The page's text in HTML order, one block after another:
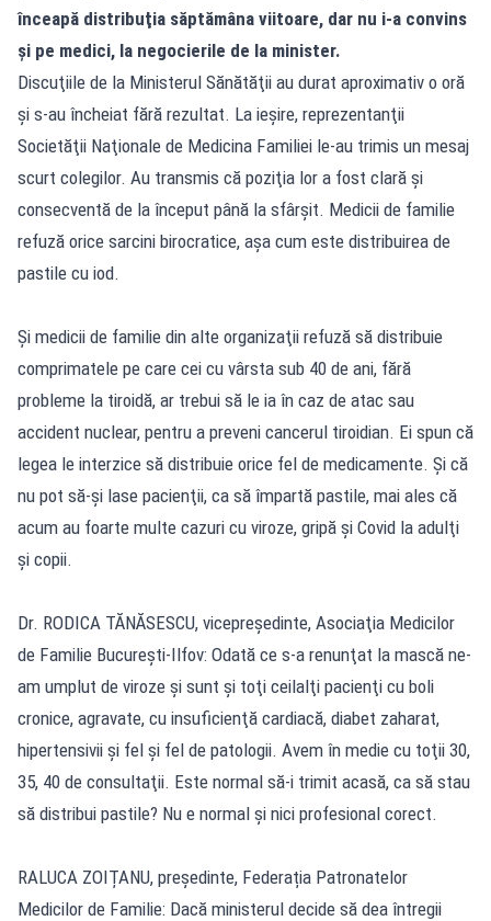
înceapă distribuţia săptămâna viitoare, dar nu i-a convins
şi pe medici, la negocierile de la minister.
Discuţiile de la Ministerul Sănătăţii au durat aproximativ o oră
şi s-au încheiat fără rezultat. La ieşire, reprezentanţii
Societăţii Naţionale de Medicina Familiei le-au trimis un mesaj
scurt colegilor. Au transmis că poziţia lor a fost clară şi
consecventă de la început până la sfârşit. Medicii de familie
refuză orice sarcini birocratice, aşa cum este distribuirea de
pastile cu iod.
Şi medicii de familie din alte organizaţii refuză să distribuie
comprimatele pe care cei cu vârsta sub 40 de ani, fără
probleme la tiroidă, ar trebui să le ia în caz de atac sau
accident nuclear, pentru a preveni cancerul tiroidian. Ei spun că
legea le interzice să distribuie orice fel de medicamente. Şi că
nu pot să-şi lase pacienţii, ca să împartă pastile, mai ales că
acum au foarte multe cazuri cu viroze, gripă şi Covid la adulţi
şi copii.
Dr. RODICA TĂNĂSESCU, vicepreşedinte, Asociaţia Medicilor
de Familie Bucureşti-Ilfov: Odată ce s-a renunţat la mască ne-
am umplut de viroze şi sunt şi toţi ceilalţi pacienţi cu boli
cronice, agravate, cu insuficienţă cardiacă, diabet zaharat,
hipertensivii şi fel şi fel de patologii. Avem în medie cu toţii 30,
35, 40 de consultaţii. Este normal să-i trimit acasă, ca să stau
să distribui pastile? Nu e normal şi nici profesional corect.
RALUCA ZOIȚANU, președinte, Federația Patronatelor
Medicilor de Familie: Dacă ministerul decide să dea întregii